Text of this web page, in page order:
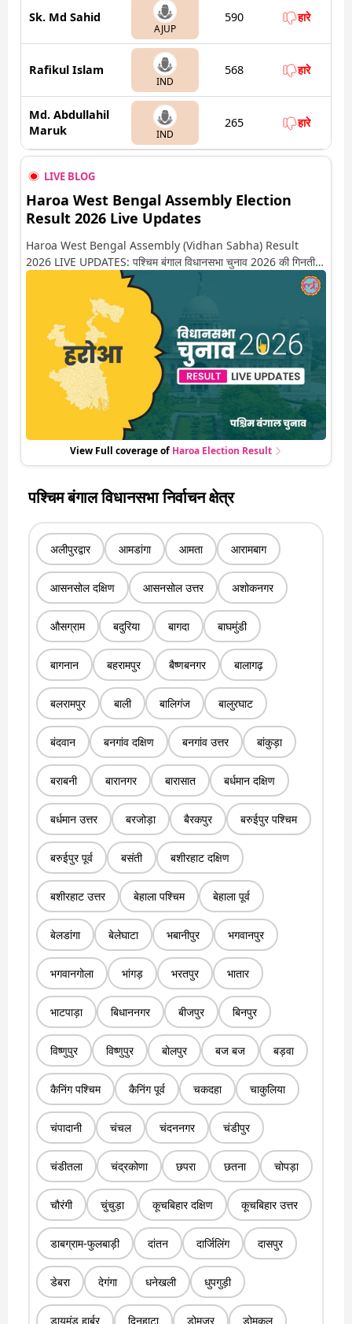
Sk. Md Sahid
AJUP
590 हारे
Rafikul Islam
IND
568 हारे
Md. Abdullahil
Maruk
IND
265 हारे
LIVE BLOG
Haroa West Bengal Assembly Election
Result 2026 Live Updates
Haroa West Bengal Assembly (Vidhan Sabha) Result
2026 LIVE UPDATES: पश्चिम बंगाल विधानसभा चुनाव 2026 की गिनती
अगले कुछ ही देर में शुरू होने वाली है. यहां देखें हरोआ सीट पर कौन आगे-कौन
पीछे से लेकर किस तरफ जा रहें है रुझान. साथ ही पाइए इस सीट पर हो रही हर
एक हलचल की अपडेट वो भी रियल टाइम में
View Full coverage of Haroa Election Result
पश्चिम बंगाल विधानसभा निर्वाचन क्षेत्र
अलीपुरद्वार आमडांगा आमता आरामबाग
आसनसोल दक्षिण आसनसोल उत्तर अशोकनगर
औसग्राम बदुरिया बागदा बाघमुंडी
बागनान बहरामपुर बैष्णबनगर बालागढ़
बलरामपुर बाली बालिगंज बालुरघाट
बंदवान बनगांव दक्षिण बनगांव उत्तर बांकुड़ा
बराबनी बारानगर बारासात बर्धमान दक्षिण
बर्धमान उत्तर बरजोड़ा बैरकपुर बरुईपुर पश्चिम
बरुईपुर पूर्व बसंती बशीरहाट दक्षिण
बशीरहाट उत्तर बेहाला पश्चिम बेहाला पूर्व
बेलडांगा बेलेघाटा भबानीपुर भगवानपुर
भगवानगोला भांगड़ भरतपुर भातार
भाटपाड़ा बिधाननगर बीजपुर बिनपुर
विष्णुपुर विष्णुपुर बोलपुर बज बज बड़वा
कैनिंग पश्चिम कैनिंग पूर्व चकदहा चाकुलिया
चंपादानी चंचल चंदननगर चंडीपुर
चंडीतला चंद्रकोणा छपरा छतना चोपड़ा
चौरंगी चुंचुड़ा कूचबिहार दक्षिण कूचबिहार उत्तर
डाबग्राम-फुलबाड़ी दांतन दार्जिलिंग दासपुर
डेबरा देगंगा धनेखली धुपगुड़ी
डायमंड हार्बर दिनहाटा डोमजूर डोमकल